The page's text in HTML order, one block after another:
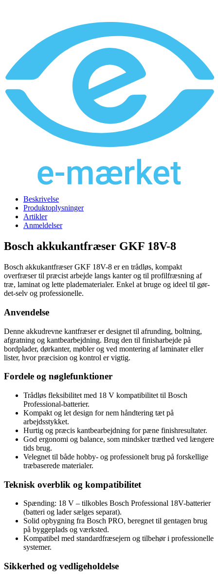
Beskrivelse
Produktoplysninger
Artikler
Anmeldelser
Bosch akkukantfræser GKF 18V-8
Bosch akkukantfræser GKF 18V-8 er en trådløs, kompakt
overfræser til præcist arbejde langs kanter og til profilfræsning af
træ, laminat og lette pladematerialer. Enkel at bruge og ideel til gør-
det-selv og professionelle.
Anvendelse
Denne akkudrevne kantfræser er designet til afrunding, boltning,
afgratning og kantbearbejdning. Brug den til finisharbejde på
bordplader, dørkanter, møbler og ved montering af laminater eller
lister, hvor præcision og kontrol er vigtig.
Fordele og nøglefunktioner
Trådløs fleksibilitet med 18 V kompatibilitet til Bosch
Professional-batterier.
Kompakt og let design for nem håndtering tæt på
arbejdsstykket.
Hurtig og præcis kantbearbejdning for pæne finishresultater.
God ergonomi og balance, som mindsker træthed ved længere
tids brug.
Velegnet til både hobby- og professionelt brug på forskellige
træbaserede materialer.
Teknisk overblik og kompatibilitet
Spænding: 18 V – tilkobles Bosch Professional 18V-batterier
(batteri og lader sælges separat).
Solid opbygning fra Bosch PRO, beregnet til gentagen brug
på byggeplads og værksted.
Kompatibel med standardfræsejern og tilbehør i professionelle
systemer.
Sikkerhed og vedligeholdelse